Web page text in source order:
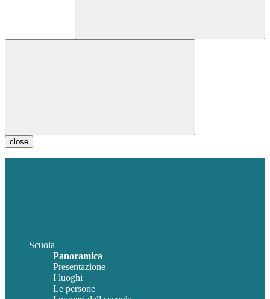
close
Scuola
Panoramica
Presentazione
I luoghi
Le persone